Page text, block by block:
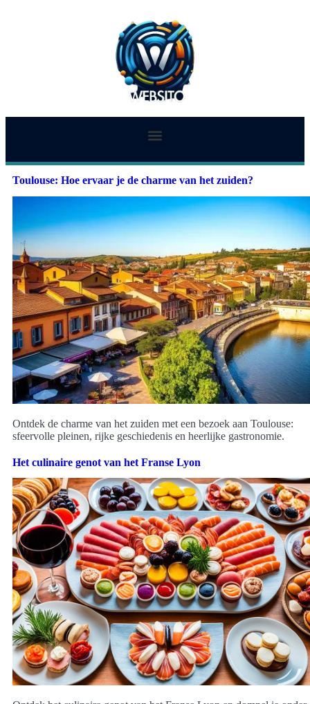
Toulouse: Hoe ervaar je de charme van het zuiden?
Ontdek de charme van het zuiden met een bezoek aan Toulouse:
sfeervolle pleinen, rijke geschiedenis en heerlijke gastronomie.
Het culinaire genot van het Franse Lyon